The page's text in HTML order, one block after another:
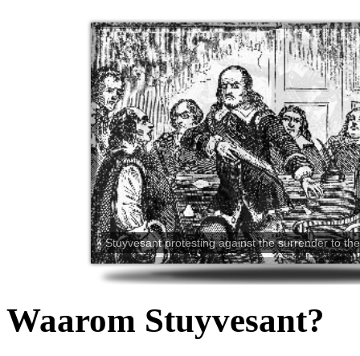
Waarom Stuyvesant?